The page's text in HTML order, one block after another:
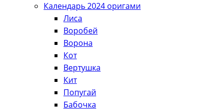
Календарь 2024 оригами
Лиса
Воробей
Ворона
Кот
Вертушка
Кит
Попугай
Бабочка